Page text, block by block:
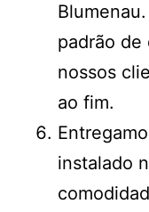
padrão
nossos
ao fim.
instalado